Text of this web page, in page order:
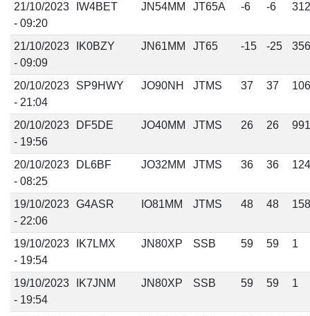
21/10/2023
- 09:20
IW4BET JN54MM JT65A -6 -6 312
21/10/2023
- 09:09
IK0BZY JN61MM JT65 -15 -25 356
20/10/2023
- 21:04
SP9HWY JO90NH JTMS 37 37
20/10/2023
- 19:56
DF5DE JO40MM JTMS 26 26 991
20/10/2023
- 08:25
DL6BF JO32MM JTMS 36 36
19/10/2023
- 22:06
G4ASR IO81MM JTMS 48 48
19/10/2023
- 19:54
IK7LMX JN80XP SSB 59 59 1
19/10/2023
- 19:54
IK7JNM JN80XP SSB 59 59 1